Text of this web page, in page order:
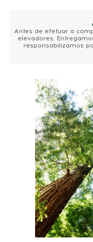
Antes de efetuar a
elevadores.
responsabilizamos